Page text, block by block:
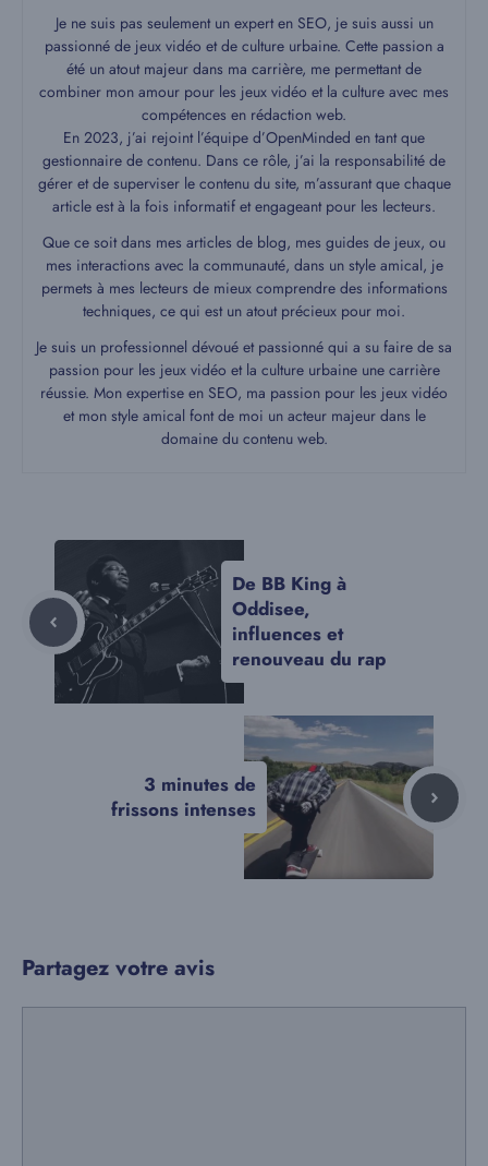
Je ne suis pas seulement un expert en SEO, je suis aussi un
passionné de jeux vidéo et de culture urbaine. Cette passion a
été un atout majeur dans ma carrière, me permettant de
combiner mon amour pour les jeux vidéo et la culture avec mes
compétences en rédaction web.
En 2023, j’ai rejoint l’équipe d’OpenMinded en tant que
gestionnaire de contenu. Dans ce rôle, j’ai la responsabilité de
gérer et de superviser le contenu du site, m’assurant que chaque
article est à la fois informatif et engageant pour les lecteurs.
Que ce soit dans mes articles de blog, mes guides de jeux, ou
mes interactions avec la communauté, dans un style amical, je
permets à mes lecteurs de mieux comprendre des informations
techniques, ce qui est un atout précieux pour moi.
Je suis un professionnel dévoué et passionné qui a su faire de sa
passion pour les jeux vidéo et la culture urbaine une carrière
réussie. Mon expertise en SEO, ma passion pour les jeux vidéo
et mon style amical font de moi un acteur majeur dans le
domaine du contenu web.
De BB King à
Oddisee,
influences et
renouveau du rap
3 minutes de
frissons intenses
Partagez votre avis